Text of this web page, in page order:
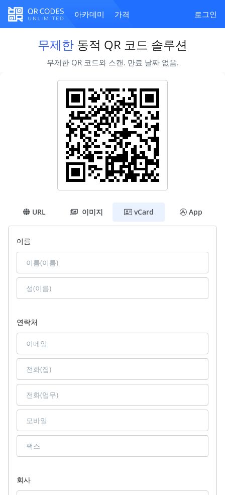
아카데미 가격 로그인
무제한 동적 QR 코드 솔루션
무제한 QR 코드와 스캔. 만료 날짜 없음.
URL 이미지 vCard App
이름
연락처
회사